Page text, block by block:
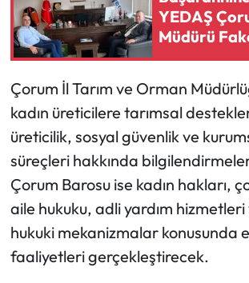
YEDAŞ
Müdürü
olsun
Çorum İl Tarım ve Orman
kadın üreticilere tarımsal
üreticilik, sosyal güvenlik ve
süreçleri hakkında
Çorum Barosu ise kadın hakları,
aile hukuku, adli yardım
hukuki mekanizmalar konusunda
faaliyetleri gerçekleştirecek.
Sungurlu Haberleri
Turizm
Uğurludağ Haberleri
Yaşam
Yayla Haber
Yemek Tarifleri